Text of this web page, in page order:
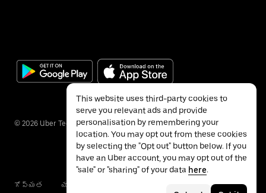
© 2026 Uber Technologies Inc.
గోప్యత యాక్సెసబిలిటీ
This website uses third-party cookies to
serve you relevant ads and provide
personalisation by remembering your
location. You may opt out from these cookies
by selecting the "Opt out" button below. If you
have an Uber account, you may opt out of the
"sale" or "sharing" of your data here.